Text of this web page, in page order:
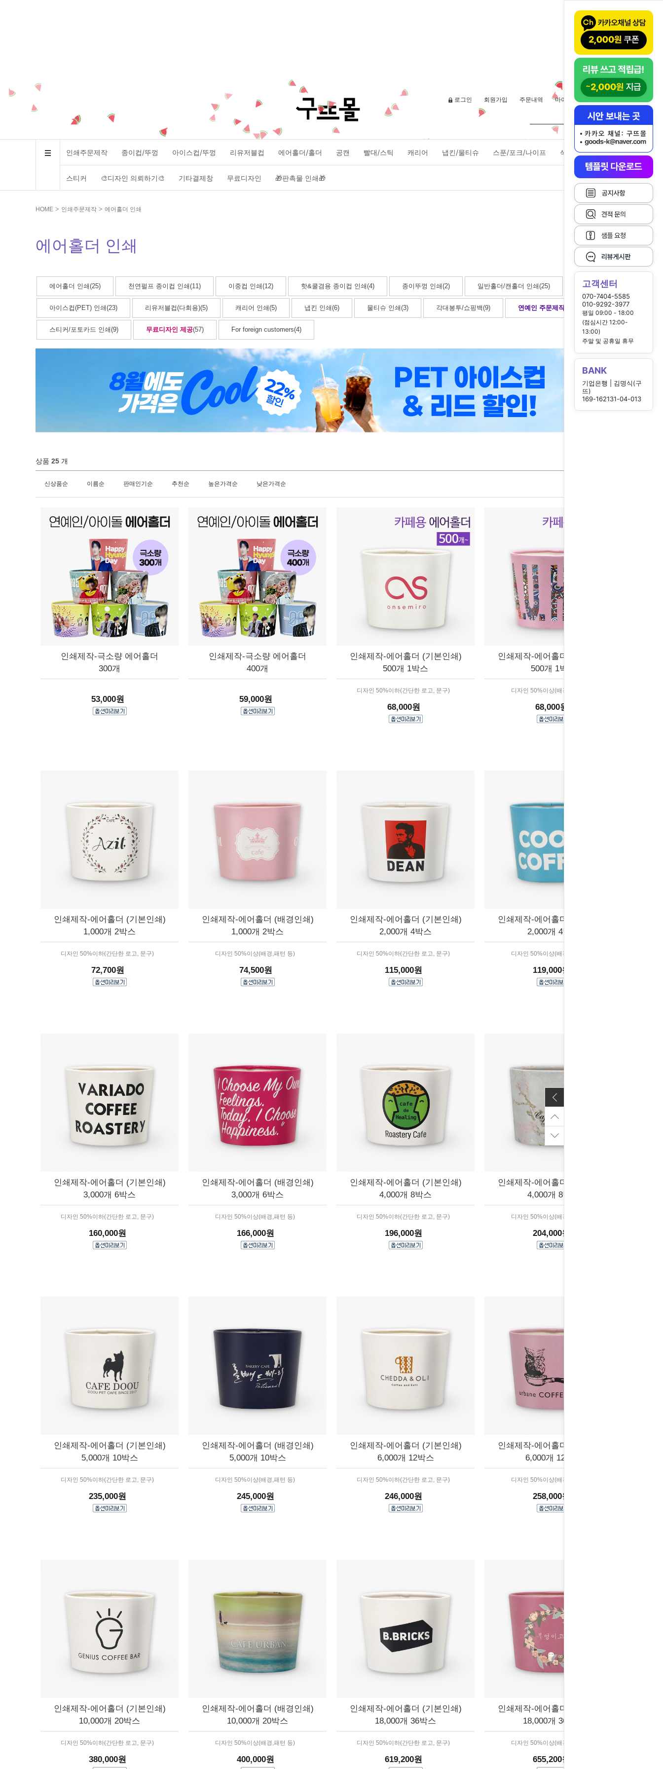
고객센터
070-7404-5585
010-9292-3977
평일 09:00 - 18:00
(점심시간 12:00-
13:00)
주말 및 공휴일 휴무
BANK
기업은행 | 김명식(구
뜨)
169-162131-04-013
로그인 회원가입 주문내역 마이페이지
인쇄주문제작 종이컵/뚜껑 아이스컵/뚜껑 리유저블컵 에어홀더/홀더 공캔 빨대/스틱 캐리어 냅킨/물티슈 스푼/포크/나이프 식품포장용기
스티커 🎨디자인 의뢰하기🎨 기타결제창 무료디자인 🎁판촉물 인쇄🎁
HOME > 인쇄주문제작 > 에어홀더 인쇄
에어홀더 인쇄
에어홀더 인쇄(25) 천연펄프 종이컵 인쇄(11) 이중컵 인쇄(12) 핫&쿨겸용 종이컵 인쇄(4) 종이뚜껑 인쇄(2) 일반홀더/캔홀더 인쇄(25)
아이스컵(PET) 인쇄(23) 리유저블컵(다회용)(5) 캐리어 인쇄(5) 냅킨 인쇄(6) 물티슈 인쇄(3) 각대봉투/쇼핑백(9) 연예인 주문제작
스티커/포토카드 인쇄(9) 무료디자인 제공(57) For foreign customers(4)
상품 25 개
신상품순 이름순 판매인기순 추천순 높은가격순 낮은가격순
인쇄제작-극소량 에어홀더
300개
53,000원
인쇄제작-극소량 에어홀더
400개
59,000원
인쇄제작-에어홀더 (기본인쇄)
500개 1박스
디자인 50%이하(간단한 로고, 문구)
68,000원
인쇄제작-에어홀더 (배경인쇄)
500개 1박스
디자인 50%이상(배경,패턴 등)
68,000원
인쇄제작-에어홀더 (기본인쇄)
1,000개 2박스
디자인 50%이하(간단한 로고, 문구)
72,700원
인쇄제작-에어홀더 (배경인쇄)
1,000개 2박스
디자인 50%이상(배경,패턴 등)
74,500원
인쇄제작-에어홀더 (기본인쇄)
2,000개 4박스
디자인 50%이하(간단한 로고, 문구)
115,000원
인쇄제작-에어홀더 (배경인쇄)
2,000개 4박스
디자인 50%이상(배경,패턴 등)
119,000원
인쇄제작-에어홀더 (기본인쇄)
3,000개 6박스
디자인 50%이하(간단한 로고, 문구)
160,000원
인쇄제작-에어홀더 (배경인쇄)
3,000개 6박스
디자인 50%이상(배경,패턴 등)
166,000원
인쇄제작-에어홀더 (기본인쇄)
4,000개 8박스
디자인 50%이하(간단한 로고, 문구)
196,000원
인쇄제작-에어홀더 (배경인쇄)
4,000개 8박스
디자인 50%이상(배경,패턴 등)
204,000원
인쇄제작-에어홀더 (기본인쇄)
5,000개 10박스
디자인 50%이하(간단한 로고, 문구)
235,000원
인쇄제작-에어홀더 (배경인쇄)
5,000개 10박스
디자인 50%이상(배경,패턴 등)
245,000원
인쇄제작-에어홀더 (기본인쇄)
6,000개 12박스
디자인 50%이하(간단한 로고, 문구)
246,000원
인쇄제작-에어홀더 (배경인쇄)
6,000개 12박스
디자인 50%이상(배경,패턴 등)
258,000원
인쇄제작-에어홀더 (기본인쇄)
10,000개 20박스
디자인 50%이하(간단한 로고, 문구)
380,000원
인쇄제작-에어홀더 (배경인쇄)
10,000개 20박스
디자인 50%이상(배경,패턴 등)
400,000원
인쇄제작-에어홀더 (기본인쇄)
18,000개 36박스
디자인 50%이하(간단한 로고, 문구)
619,200원
인쇄제작-에어홀더 (배경인쇄)
18,000개 36박스
디자인 50%이상(배경,패턴 등)
655,200원